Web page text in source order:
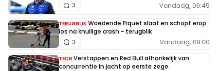
Vandaag, 09:45
3
TERUGBLIK Woedende Piquet slaat en schopt erop
los na knullige crash - terugblik
Vandaag, 09:00
3
TECH Verstappen en Red Bull afhankelijk van
concurrentie in jacht op eerste zege